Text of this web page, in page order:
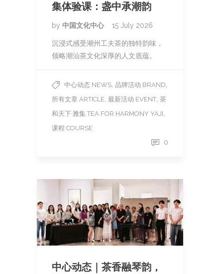
集体验课：盏中承潮韵
by 中国文化中心 15 July 2026
沉浸式感受潮州工夫茶的独特韵味，
领略潮汕茶文化深厚的人文底蕴。
中心动态 NEWS, 品牌活动 BRAND,
所有文章 ARTICLE, 最新活动 EVENT, 茶
和天下·雅集 TEA FOR HARMONY YAJI,
课程 COURSE
0
中心动态｜茶香融琴韵，